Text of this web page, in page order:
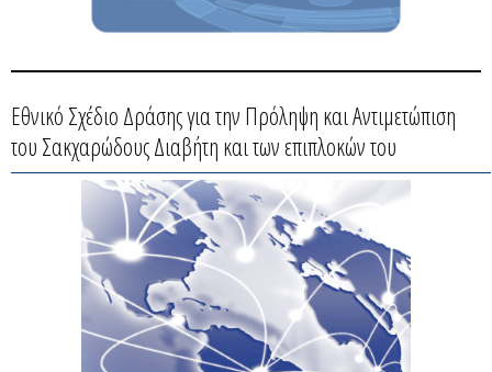
Εθνικό Σχέδιο Δράσης για την Πρόληψη και Αντιμετώπιση
του Σακχαρώδους Διαβήτη και των επιπλοκών του